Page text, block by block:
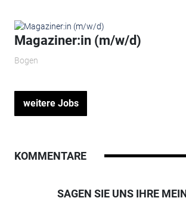
Magaziner:in (m/w/d)
Bogen
weitere Jobs
KOMMENTARE
SAGEN SIE UNS IHRE